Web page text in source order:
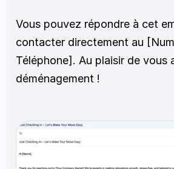
Vous pouvez répondre à cet
contacter directement au
Téléphone]. Au plaisir de vous
déménagement !